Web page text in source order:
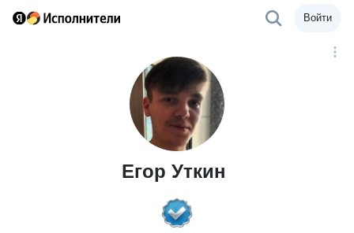
Войти
Егор Уткин